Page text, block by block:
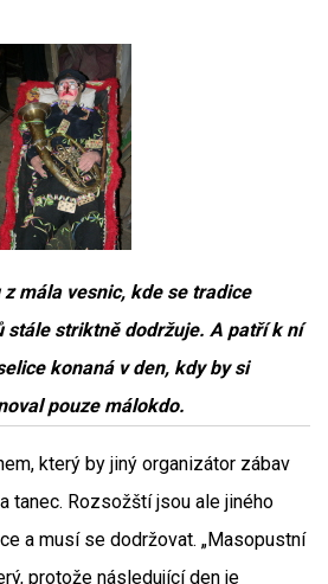
mála vesnic, kde se tradice
stále striktně dodržuje. A patří k ní
konaná v den, kdy by si
pouze málokdo.
který by jiný organizátor zábav
tanec. Rozsožští jsou ale jiného
a musí se dodržovat. „Masopustní
protože následující den je